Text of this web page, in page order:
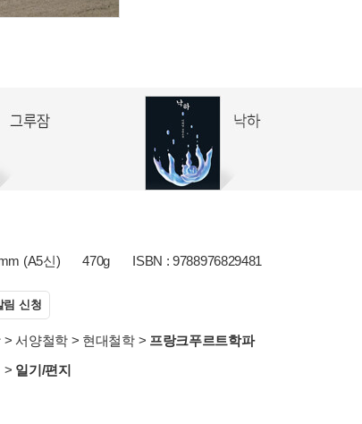
(A5신) 470g ISBN : 9788976829481
림 신청
>서양철학> 현대철학> 프랑크푸르트학파
> 일기/편지